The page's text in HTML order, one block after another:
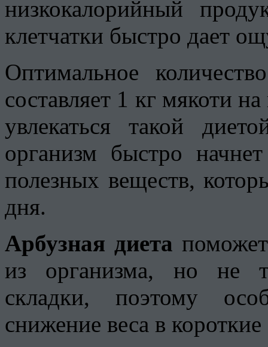
низкокалорийный
клетчатки быстро дает
Оптимальное
составляет 1 кг мякоти
увлекаться такой
организм быстро
полезных веществ,
дня.
Арбузная диета
из организма, но не
складки, поэтому
снижение веса в